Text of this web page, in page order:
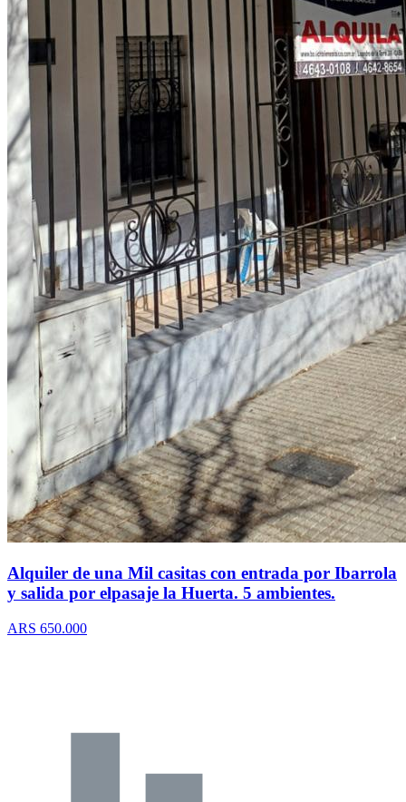
Alquiler de una Mil casitas con entrada por Ibarrola
y salida por elpasaje la Huerta. 5 ambientes.
ARS 650.000